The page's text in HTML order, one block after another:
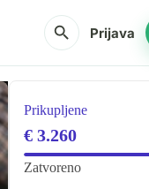
search Prijava
Prikupljene
€ 3.260
Zatvoreno